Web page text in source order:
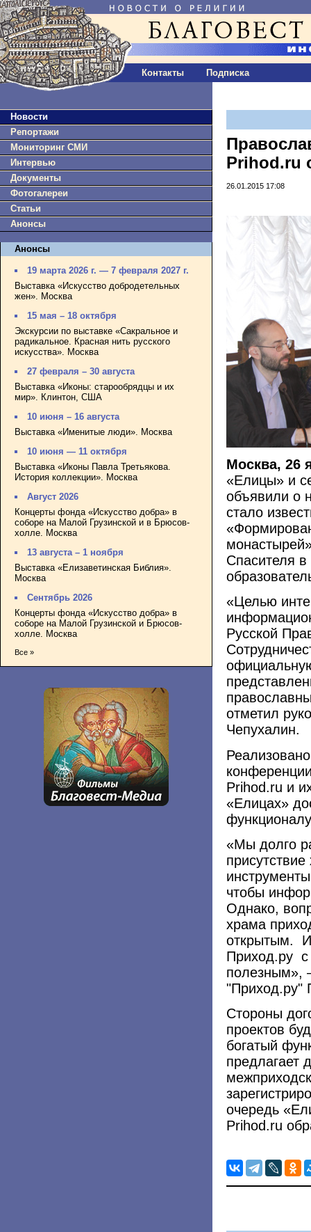
Контакты Подписка
Новости
Репортажи
Мониторинг СМИ
Интервью
Документы
Фотогалереи
Статьи
Анонсы
Анонсы
19 марта 2026 г. — 7 февраля 2027 г.
Выставка «Искусство добродетельных
жен». Москва
15 мая – 18 октября
Экскурсии по выставке «Сакральное и
радикальное. Красная нить русского
искусства». Москва
27 февраля – 30 августа
Выставка «Иконы: старообрядцы и их
мир». Клинтон, США
10 июня – 16 августа
Выставка «Именитые люди». Москва
10 июня — 11 октября
Выставка «Иконы Павла Третьякова.
История коллекции». Москва
Август 2026
Концерты фонда «Искусство добра» в
соборе на Малой Грузинской и в Брюсов-
холле. Москва
13 августа – 1 ноября
Выставка «Елизаветинская Библия».
Москва
Сентябрь 2026
Концерты фонда «Искусство добра» в
соборе на Малой Грузинской и Брюсов-
холле. Москва
Все »
Prihod.ru
26.01.2015 17:08
Москва, 26
«Елицы» и
объявили о
стало
Спасителя
«Целью
Русской
отметил
Чепухалин.
Prihod.ru и
«Елицах»
«Мы долго
чтобы
Однако,
храма
открытым.
Приход.ру с
полезным»,
"Приход.ру"
Стороны
проектов
богатый
предлагает
очередь
Prihod.ru